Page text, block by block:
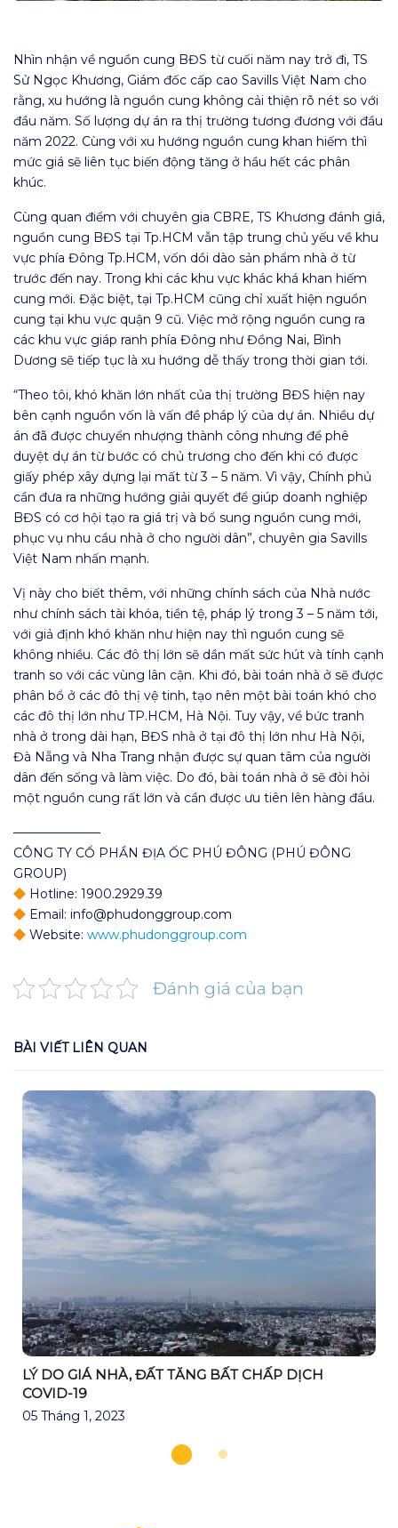
Nhìn nhận về nguồn cung BĐS từ cuối năm nay trở đi, TS
Sử Ngọc Khương, Giám đốc cấp cao Savills Việt Nam cho
rằng, xu hướng là nguồn cung không cải thiện rõ nét so với
đầu năm. Số lượng dự án ra thị trường tương đương với đầu
năm 2022. Cùng với xu hướng nguồn cung khan hiếm thì
mức giá sẽ liên tục biến động tăng ở hầu hết các phân
khúc.
Cùng quan điểm với chuyên gia CBRE, TS Khương đánh giá,
nguồn cung BĐS tại Tp.HCM vẫn tập trung chủ yếu về khu
vực phía Đông Tp.HCM, vốn dồi dào sản phẩm nhà ở từ
trước đến nay. Trong khi các khu vực khác khá khan hiếm
cung mới. Đặc biệt, tại Tp.HCM cũng chỉ xuất hiện nguồn
cung tại khu vực quận 9 cũ. Việc mở rộng nguồn cung ra
các khu vực giáp ranh phía Đông như Đồng Nai, Bình
Dương sẽ tiếp tục là xu hướng dễ thấy trong thời gian tới.
“Theo tôi, khó khăn lớn nhất của thị trường BĐS hiện nay
bên cạnh nguồn vốn là vấn đề pháp lý của dự án. Nhiều dự
án đã được chuyển nhượng thành công nhưng để phê
duyệt dự án từ bước có chủ trương cho đến khi có được
giấy phép xây dựng lại mất từ 3 – 5 năm. Vì vậy, Chính phủ
cần đưa ra những hướng giải quyết để giúp doanh nghiệp
BĐS có cơ hội tạo ra giá trị và bổ sung nguồn cung mới,
phục vụ nhu cầu nhà ở cho người dân”, chuyên gia Savills
Việt Nam nhấn mạnh.
Vị này cho biết thêm, với những chính sách của Nhà nước
như chính sách tài khóa, tiền tệ, pháp lý trong 3 – 5 năm tới,
với giả định khó khăn như hiện nay thì nguồn cung sẽ
không nhiều. Các đô thị lớn sẽ dần mất sức hút và tính cạnh
tranh so với các vùng lân cận. Khi đó, bài toán nhà ở sẽ được
phân bổ ở các đô thị vệ tinh, tạo nên một bài toán khó cho
các đô thị lớn như TP.HCM, Hà Nội. Tuy vậy, về bức tranh
nhà ở trong dài hạn, BĐS nhà ở tại đô thị lớn như Hà Nội,
Đà Nẵng và Nha Trang nhận được sự quan tâm của người
dân đến sống và làm việc. Do đó, bài toán nhà ở sẽ đòi hỏi
một nguồn cung rất lớn và cần được ưu tiên lên hàng đầu.
———————
CÔNG TY CỔ PHẦN ĐỊA ỐC PHÚ ĐÔNG (PHÚ ĐÔNG
GROUP)
Hotline: 1900.2929.39
Email: info@phudonggroup.com
Website: www.phudonggroup.com
Đánh giá của bạn
BÀI VIẾT LIÊN QUAN
LÝ DO GIÁ NHÀ, ĐẤT TĂNG BẤT CHẤP DỊCH
COVID-19
05 Tháng 1, 2023